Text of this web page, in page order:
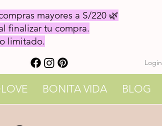
mayores a S/220 🌿
finalizar tu compra.
limitado.
Login
BONITA VIDA BLOG